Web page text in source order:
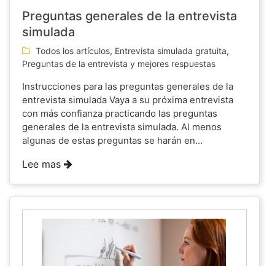
Preguntas generales de la entrevista
simulada
Todos los artículos, Entrevista simulada gratuita,
Preguntas de la entrevista y mejores respuestas
Instrucciones para las preguntas generales de la
entrevista simulada Vaya a su próxima entrevista
con más confianza practicando las preguntas
generales de la entrevista simulada. Al menos
algunas de estas preguntas se harán en...
Lee mas